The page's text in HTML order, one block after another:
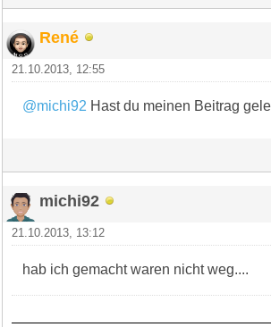
René
21.10.2013, 12:55
@michi92 Hast du meinen Beitrag
michi92
21.10.2013, 13:12
hab ich gemacht waren nicht weg....